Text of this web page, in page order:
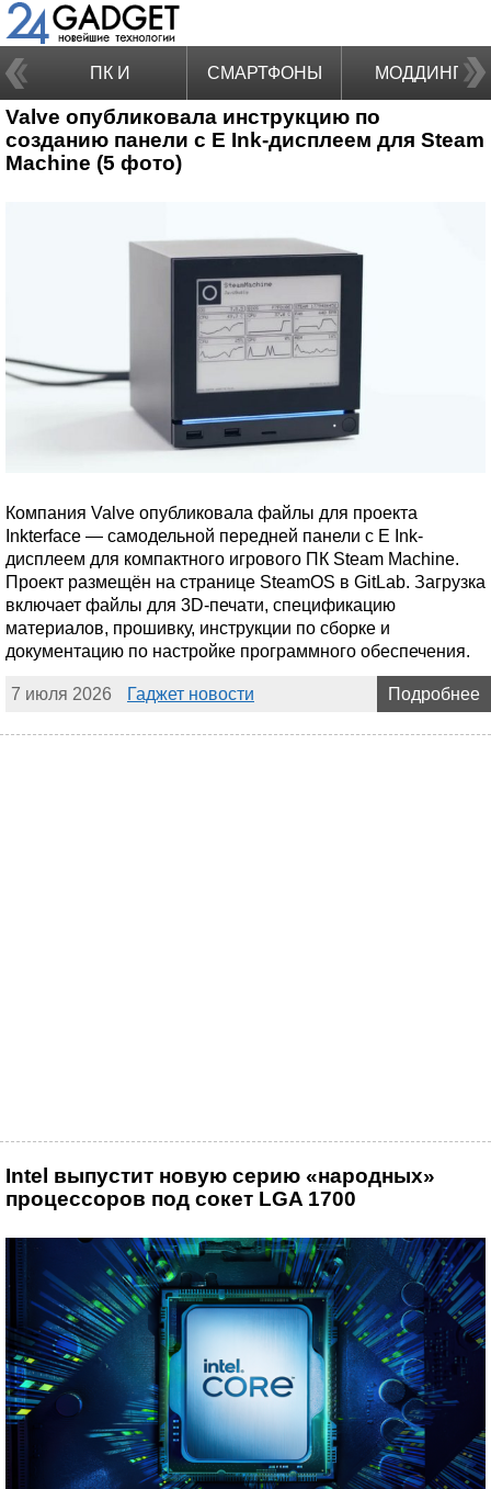
ПК И
НОУТБУКИ
СМАРТФОНЫ МОДДИНГ
Valve опубликовала инструкцию по
созданию панели с E Ink-дисплеем для Steam
Machine (5 фото)
Компания Valve опубликовала файлы для проекта
Inkterface — самодельной передней панели с E Ink-
дисплеем для компактного игрового ПК Steam Machine.
Проект размещён на странице SteamOS в GitLab. Загрузка
включает файлы для 3D-печати, спецификацию
материалов, прошивку, инструкции по сборке и
документацию по настройке программного обеспечения.
7 июля 2026 Гаджет новости Подробнее
Intel выпустит новую серию «народных»
процессоров под сокет LGA 1700